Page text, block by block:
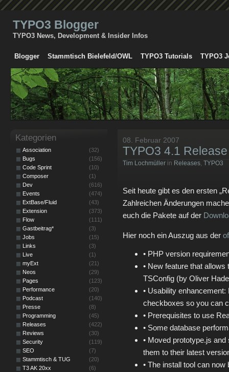
TYPO3 Blogger
TYPO3 News, Development & Insider Infos
Blogger Stammtisch Bielefeld/OWL TYPO3 Tutorials TYPO3
08. Februar 2007
TYPO3 4.1
Tim Lochmüller in Releases, TYPO3
Seit heute gibt es den ersten
Zahlreichen Änderungen
euch die Pakete auf der
Hier noch ein Auszug aus der
• PHP version
• New feature that
TSConfig (by Oliver
• Usability
checkboxes so you can
• Prerequisites to use
• Some database
• Moved prototype.js
them to their latest
• The install tool can
Kategorien
Association
(32)
Bugs
(156)
Code Sprint
(10)
Composer
(1)
Dev
(616)
Events
(474)
ExtBase/Fluid
(43)
Extension
(373)
Flow
(111)
Gastbeitrag*
(3)
Jobs
(15)
Links
(3)
Live
(1)
myExt
(21)
Neos
(29)
Pages
(123)
Performance
(20)
Podcast
(140)
Presse
(8)
Programming
(45)
Releases
(422)
Reviews
(30)
Security
(119)
SEO
(7)
Stammtisch & TUG
(20)
T3 AK 20xx
(6)